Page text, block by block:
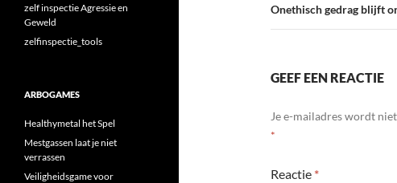
Onethisch gedrag blijft
GEEF EEN REACTIE
Je e-mailadres wordt
*
Reactie *
zelf inspectie Agressie en
Geweld
zelfinspectie_tools
ARBOGAMES
Healthymetal het Spel
Mestgassen laat je niet
verrassen
Veiligheidsgame voor